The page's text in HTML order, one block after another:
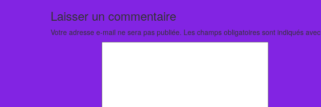
Laisser un commentaire
Votre adresse e-mail ne sera pas publiée. Les champs obligatoires sont indiqués avec